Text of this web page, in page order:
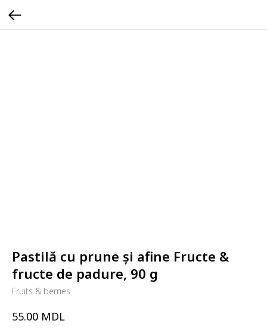
Pastilă cu prune și afine Fructe &
fructe de padure, 90 g
Fruits & berries
55.00 MDL